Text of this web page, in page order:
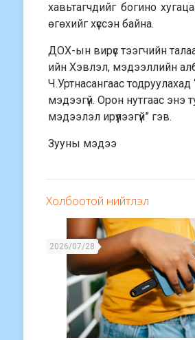
хавьтагчдийг богино
өгөхийг хүссэн байна.
ДОХ-ын вирүс тээгчийн
ийн Хэвлэл, мэдээллийн
Ч.Уртнасангаас тодруулахад
мэдээгүй. Орон нутгаас энэ
мэдээлэл ирүүлээгүй” гэв.
Зууны мэдээ
Холбоотой нийтлэл
2026/07/28